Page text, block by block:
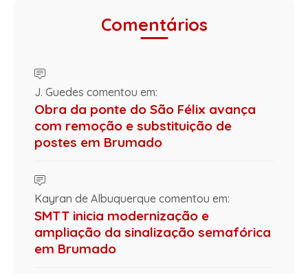
Comentários
J. Guedes comentou em:
Obra da ponte do São Félix avança
com remoção e substituição de
postes em Brumado
Kayran de Albuquerque comentou em:
SMTT inicia modernização e
ampliação da sinalização semafórica
em Brumado